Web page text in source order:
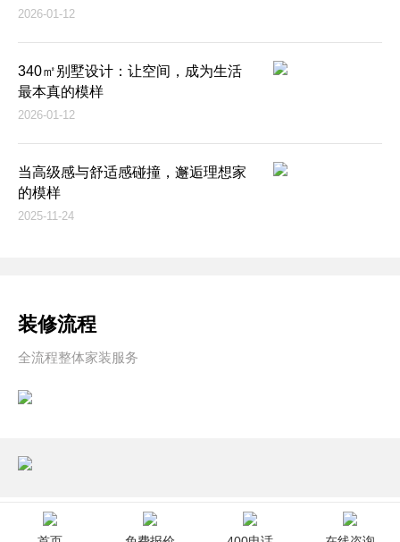
2026-01-12
340㎡别墅设计：让空间，成为生活
最本真的模样
2026-01-12
当高级感与舒适感碰撞，邂逅理想家
的模样
2025-11-24
装修流程
全流程整体家装服务